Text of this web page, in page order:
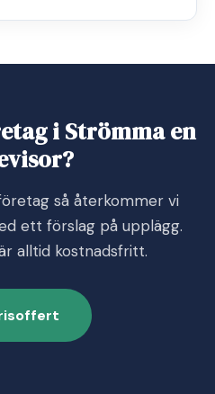
i Strömma en
så återkommer vi
ett förslag på upplägg.
alltid kostnadsfritt.